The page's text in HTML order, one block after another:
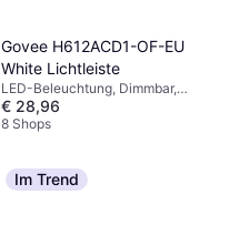
Govee H612ACD1-OF-EU
White Lichtleiste
LED-Beleuchtung, Dimmbar,
Fernbedienung, Weiß, Kunststoff
€ 28,96
8 Shops
Im Trend